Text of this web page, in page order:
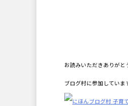
お読みいただきありがと
ブログ村に参加していま